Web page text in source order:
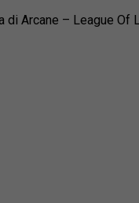
di Arcane – League Of